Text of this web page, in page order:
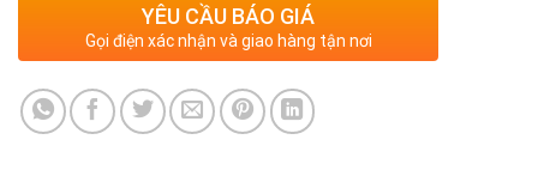
YÊU CẦU BÁO GIÁ
Gọi điện xác nhận và giao hàng tận nơi